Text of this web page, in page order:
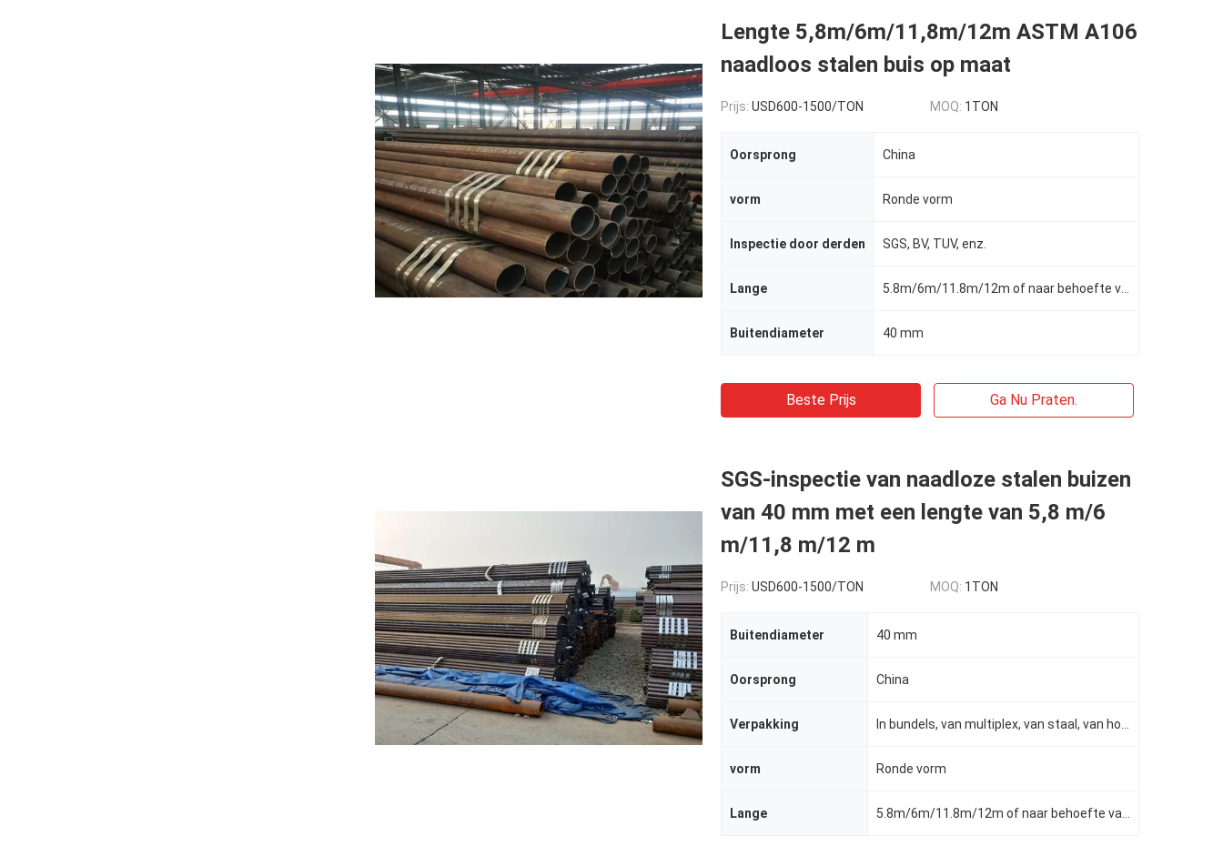
Lengte 5,8m/6m/11,8m/12m ASTM A106
naadloos stalen buis op maat
Prijs: USD600-1500/TON MOQ: 1TON
Oorsprong China
vorm Ronde vorm
Inspectie door derden SGS, BV, TUV, enz.
Lange
Buitendiameter 40 mm
Beste Prijs Ga Nu Praten.
SGS-inspectie van naadloze stalen buizen
van 40 mm met een lengte van 5,8 m/6
m/11,8 m/12 m
Prijs: USD600-1500/TON MOQ: 1TON
Buitendiameter 40 mm
Oorsprong China
Verpakking
vorm Ronde vorm
Lange